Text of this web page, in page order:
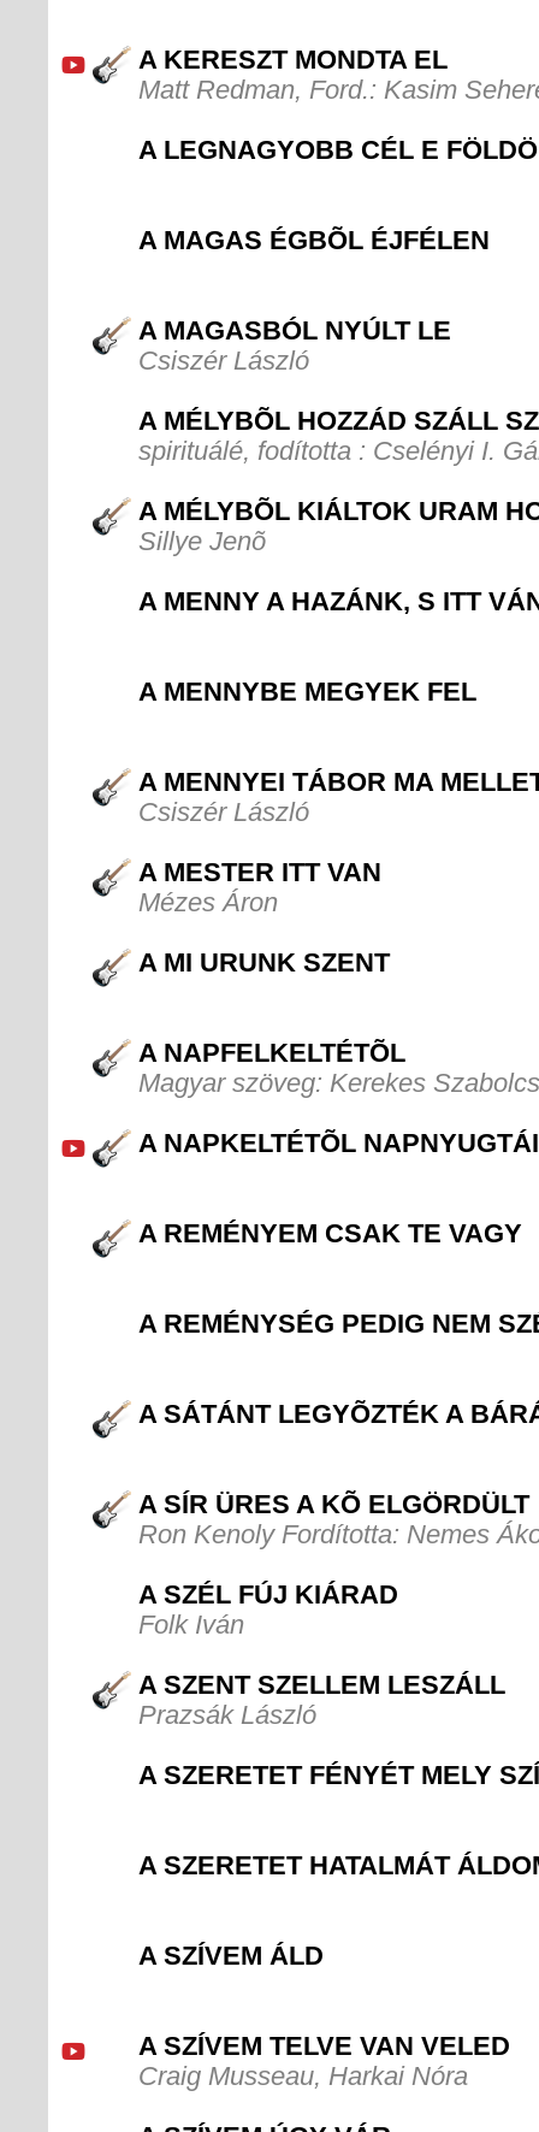
A KERESZT MONDTA EL
Matt Redman, Ford.: Kasim
A LEGNAGYOBB CÉL E
A MAGAS ÉGBÕL ÉJFÉLEN
A MAGASBÓL NYÚLT LE
Csiszér László
A MÉLYBÕL HOZZÁD SZÁLL
spirituálé, fodította : Cselényi I.
A MÉLYBÕL KIÁLTOK URAM
Sillye Jenõ
A MENNY A HAZÁNK, S ITT
A MENNYBE MEGYEK FEL
A MENNYEI TÁBOR MA
Csiszér László
A MESTER ITT VAN
Mézes Áron
A MI URUNK SZENT
A NAPFELKELTÉTÕL
Magyar szöveg: Kerekes
A NAPKELTÉTÕL
A REMÉNYEM CSAK TE VAGY
A REMÉNYSÉG PEDIG NEM
A SÁTÁNT LEGYÕZTÉK A
A SÍR ÜRES A KÕ ELGÖRDÜLT
Ron Kenoly Fordította: Nemes
A SZÉL FÚJ KIÁRAD
Folk Iván
A SZENT SZELLEM LESZÁLL
Prazsák László
A SZERETET FÉNYÉT MELY
A SZERETET HATALMÁT
A SZÍVEM ÁLD
A SZÍVEM TELVE VAN VELED
Craig Musseau, Harkai Nóra